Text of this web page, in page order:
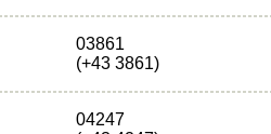
03861
(+43 3861)
04247